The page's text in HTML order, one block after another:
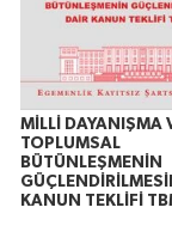
MİLLİ DAYANIŞMA
TOPLUMSAL
BÜTÜNLEŞMENİN
KANUN TEKLİFİ